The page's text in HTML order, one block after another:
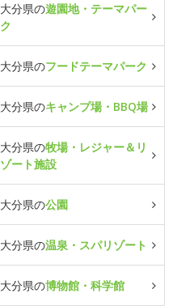
大分県の遊園地・テーマパー
ク
大分県のフードテーマパーク
大分県のキャンプ場・BBQ場
大分県の牧場・レジャー＆リ
ゾート施設
大分県の公園
大分県の温泉・スパリゾート
大分県の博物館・科学館